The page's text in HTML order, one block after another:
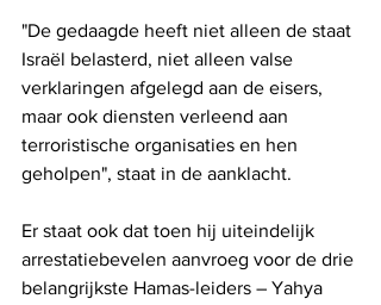
"De gedaagde heeft niet alleen de staat
Israël belasterd, niet alleen valse
verklaringen afgelegd aan de eisers,
maar ook diensten verleend aan
terroristische organisaties en hen
geholpen", staat in de aanklacht.
Er staat ook dat toen hij uiteindelijk
arrestatiebevelen aanvroeg voor de drie
belangrijkste Hamas-leiders – Yahya